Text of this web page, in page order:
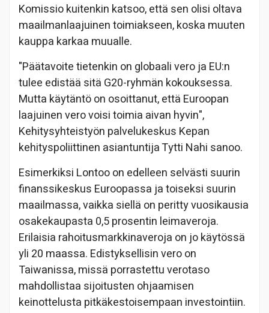
Komissio kuitenkin katsoo, että sen olisi oltava
maailmanlaajuinen toimiakseen, koska muuten
kauppa karkaa muualle.
"Päätavoite tietenkin on globaali vero ja EU:n
tulee edistää sitä G20-ryhmän kokouksessa.
Mutta käytäntö on osoittanut, että Euroopan
laajuinen vero voisi toimia aivan hyvin",
Kehitysyhteistyön palvelukeskus Kepan
kehityspoliittinen asiantuntija Tytti Nahi sanoo.
Esimerkiksi Lontoo on edelleen selvästi suurin
finanssikeskus Euroopassa ja toiseksi suurin
maailmassa, vaikka siellä on peritty vuosikausia
osakekaupasta 0,5 prosentin leimaveroja.
Erilaisia rahoitusmarkkinaveroja on jo käytössä
yli 20 maassa. Edistyksellisin vero on
Taiwanissa, missä porrastettu verotaso
mahdollistaa sijoitusten ohjaamisen
keinottelusta pitkäkestoisempaan investointiin.